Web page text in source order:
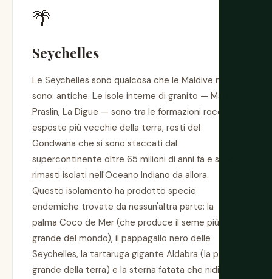
🌴
Seychelles
Le Seychelles sono qualcosa che le Maldive non
sono: antiche. Le isole interne di granito — Mahé,
Praslin, La Digue — sono tra le formazioni rocciose
esposte più vecchie della terra, resti del
Gondwana che si sono staccati dal
supercontinente oltre 65 milioni di anni fa e sono
rimasti isolati nell'Oceano Indiano da allora.
Questo isolamento ha prodotto specie
endemiche trovate da nessun'altra parte: la
palma Coco de Mer (che produce il seme più
grande del mondo), il pappagallo nero delle
Seychelles, la tartaruga gigante Aldabra (la più
grande della terra) e la sterna fatata che nidifica